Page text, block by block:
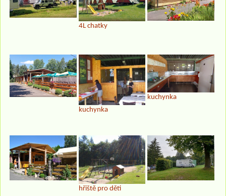
4L chatky
kuchynka
kuchynka
hřiště pro děti